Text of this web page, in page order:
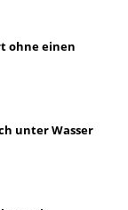
ohne einen
unter Wasser